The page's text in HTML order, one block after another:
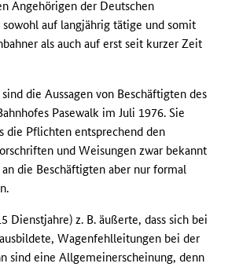
Angehörigen der Deutschen
sowohl auf langjährig tätige und somit
als auch auf erst seit kurzer Zeit
die Aussagen von Beschäftigten des
Pasewalk im Juli 1976. Sie
die Pflichten entsprechend den
und Weisungen zwar bekannt
die Beschäftigten aber nur formal
Dienstjahre) z. B. äußerte, dass sich bei
Wagenfehlleitungen bei der
sind eine Allgemeinerscheinung, denn